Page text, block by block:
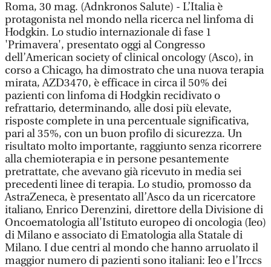
Roma, 30 mag. (Adnkronos Salute) - L’Italia è
protagonista nel mondo nella ricerca nel linfoma di
Hodgkin. Lo studio internazionale di fase 1
'Primavera', presentato oggi al Congresso
dell’American society of clinical oncology (Asco), in
corso a Chicago, ha dimostrato che una nuova terapia
mirata, AZD3470, è efficace in circa il 50% dei
pazienti con linfoma di Hodgkin recidivato o
refrattario, determinando, alle dosi più elevate,
risposte complete in una percentuale significativa,
pari al 35%, con un buon profilo di sicurezza. Un
risultato molto importante, raggiunto senza ricorrere
alla chemioterapia e in persone pesantemente
pretrattate, che avevano già ricevuto in media sei
precedenti linee di terapia. Lo studio, promosso da
AstraZeneca, è presentato all’Asco da un ricercatore
italiano, Enrico Derenzini, direttore della Divisione di
Oncoematologia all'Istituto europeo di oncologia (Ieo)
di Milano e associato di Ematologia alla Statale di
Milano. I due centri al mondo che hanno arruolato il
maggior numero di pazienti sono italiani: Ieo e l’Irccs